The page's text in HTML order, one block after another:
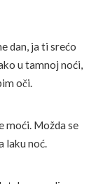
dan, ja ti srećo
u tamnoj noći,
oči.
moći. Možda se
laku noć.